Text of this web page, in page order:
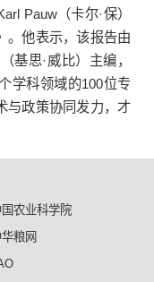
Pauw（卡尔·保）
。他表示，该报告由
基思·威比）主编，
学科领域的100位专
与政策协同发力，才
国农业科学院
华粮网